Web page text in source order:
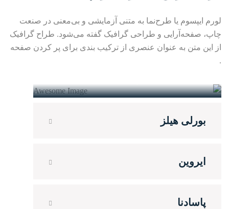
لورم ایپسوم یا طرح‌نما به متنی آزمایشی و بی‌معنی در صنعت
چاپ، صفحه‌آرایی و طراحی گرافیک گفته می‌شود. طراح گرافیک
از این متن به عنوان عنصری از ترکیب بندی برای پر کردن صفحه
.
بورلی هیلز
ایروین
پاسادنا